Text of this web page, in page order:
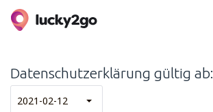
Datenschutzerklärung gültig ab:
2021-02-12